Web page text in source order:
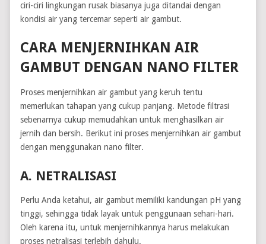
ciri-ciri lingkungan rusak biasanya juga ditandai dengan
kondisi air yang tercemar seperti air gambut.
CARA MENJERNIHKAN AIR
GAMBUT DENGAN NANO FILTER
Proses menjernihkan air gambut yang keruh tentu
memerlukan tahapan yang cukup panjang. Metode filtrasi
sebenarnya cukup memudahkan untuk menghasilkan air
jernih dan bersih. Berikut ini proses menjernihkan air gambut
dengan menggunakan nano filter.
A. NETRALISASI
Perlu Anda ketahui, air gambut memiliki kandungan pH yang
tinggi, sehingga tidak layak untuk penggunaan sehari-hari.
Oleh karena itu, untuk menjernihkannya harus melakukan
proses netralisasi terlebih dahulu.